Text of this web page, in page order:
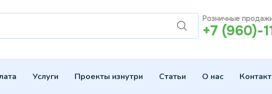
Розничные
+7 (960)-
Услуги Проекты изнутри Статьи О нас